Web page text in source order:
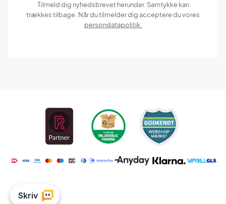
Tilmeld dig nyhedsbrevet herunder. Samtykke kan
trækkes tilbage. Når du tilmelder dig acceptere du vores
persondatapolitik.